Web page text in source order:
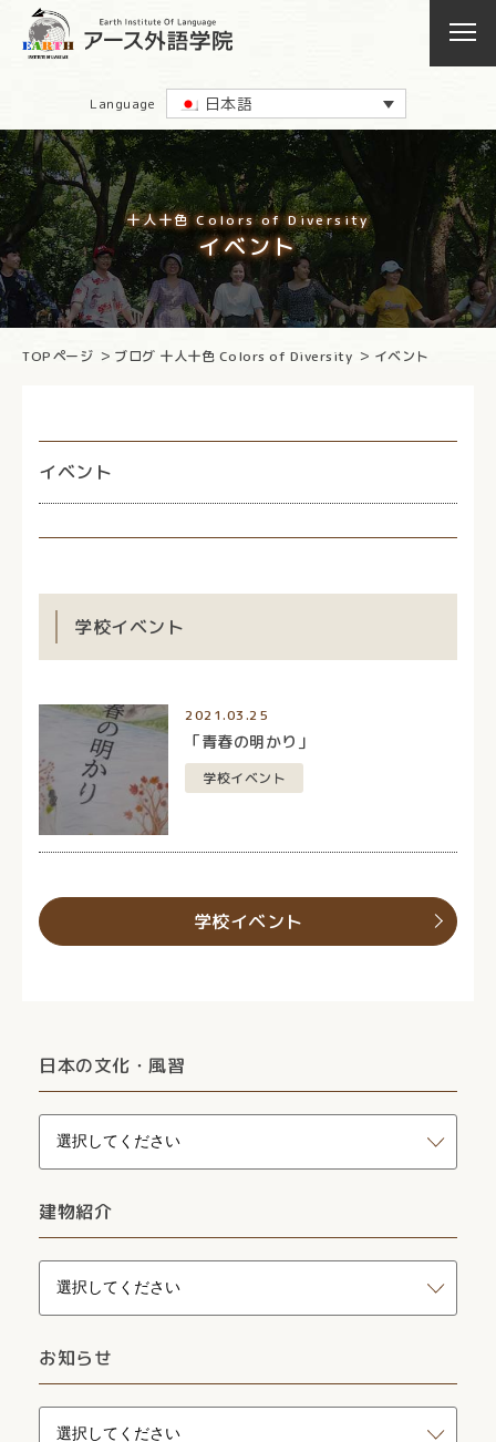
Language 日本語
十人十色 Colors of Diversity
イベント
TOPページ ブログ 十人十色 Colors of Diversity イベント
イベント
学校イベント
2021.03.25
「青春の明かり」
学校イベント
学校イベント
日本の文化・風習
建物紹介
お知らせ